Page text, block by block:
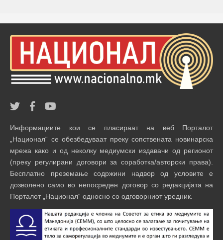
Информациите кои се пласираат на веб Порталот
„Национал“ се обезбедуваат преку сопствената новинарска
мрежа како и од неколку медиумски издавачи од регионот
(преку регулирани договори за соработка/авторски права).
Бесплатно преземање содржини надвор од условите е
дозволено само во непосреден договор со редакцијата на
Порталот „Национал“ односно со одговорниот уредник.